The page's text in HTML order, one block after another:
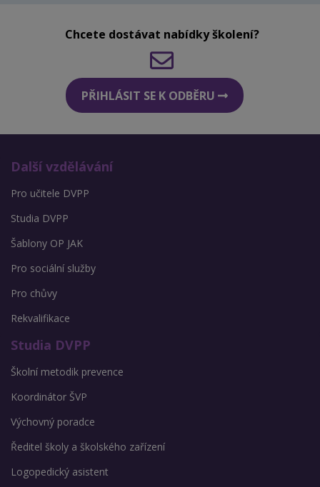
Chcete dostávat nabídky školení?
PŘIHLÁSIT SE K ODBĚRU
Další vzdělávání
Pro učitele DVPP
Studia DVPP
Šablony OP JAK
Pro sociální služby
Pro chůvy
Rekvalifikace
Studia DVPP
Školní metodik prevence
Koordinátor ŠVP
Výchovný poradce
Ředitel školy a školského zařízení
Logopedický asistent